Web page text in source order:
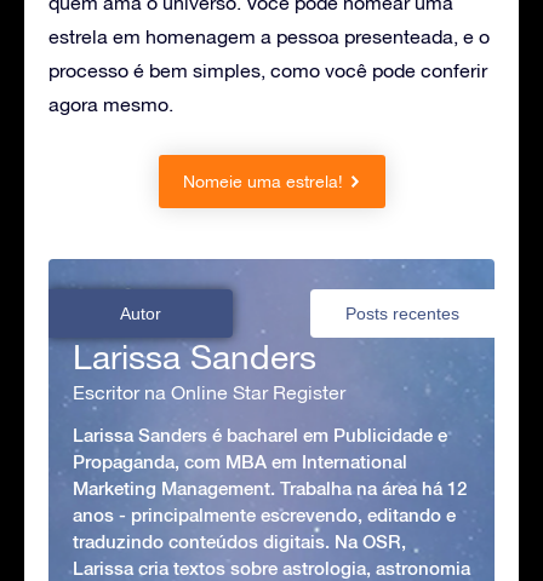
estrela em homenagem a pessoa presenteada, e o
processo é bem simples, como você pode conferir
agora mesmo.
Nomeie uma estrela!
Autor Posts recentes
Larissa Sanders
Escritor na Online Star Register
Larissa Sanders é bacharel em Publicidade e
Propaganda, com MBA em International
Marketing Management. Trabalha na área há 12
anos - principalmente escrevendo, editando e
traduzindo conteúdos digitais. Na OSR,
Larissa cria textos sobre astrologia, astronomia